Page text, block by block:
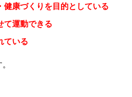
健康づくりを目的としている
て運動できる
ている